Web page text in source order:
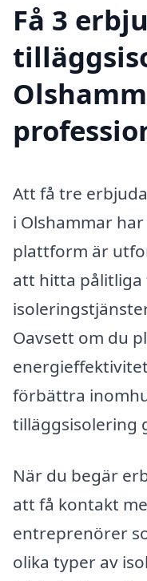
Få 3
Att få tre
i Olshammar
plattform är
att hitta
Oavsett om du
förbättra
tilläggsisolering
När du begär
att få kontakt
entreprenörer
olika typer av